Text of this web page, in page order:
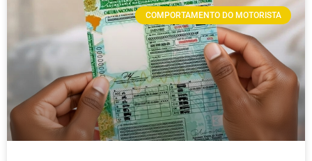
COMPORTAMENTO DO MOTORISTA